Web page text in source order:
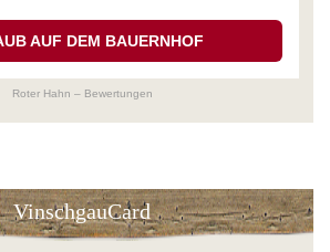
AUF DEM BAUERNHOF
Roter Hahn – Bewertungen
VinschgauCard